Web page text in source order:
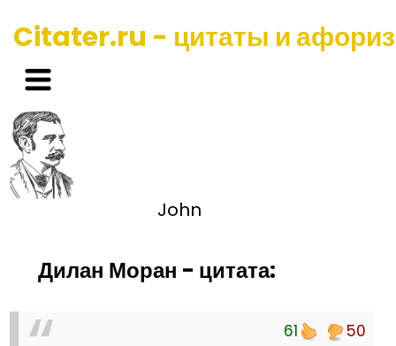
Citater.ru - цитаты и
John
Дилан Моран - цитата:
61 50